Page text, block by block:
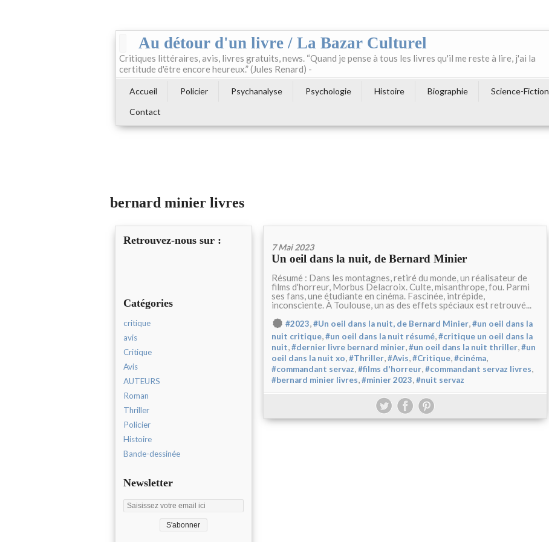
Au détour d'un livre / La Bazar Culturel
Critiques littéraires, avis, livres gratuits, news. “Quand je pense à tous les livres qu'il me reste à lire, j'ai la
certitude d'être encore heureux.” (Jules Renard) -
Accueil Policier Psychanalyse Psychologie Histoire Biographie Science-Fiction
Contact
bernard minier livres
Retrouvez-nous sur :
Catégories
critique
avis
Critique
Avis
AUTEURS
Roman
Thriller
Policier
Histoire
Bande-dessinée
Newsletter
7 Mai 2023
Un oeil dans la nuit, de Bernard Minier
Résumé : Dans les montagnes, retiré du monde, un réalisateur de
films d'horreur, Morbus Delacroix. Culte, misanthrope, fou. Parmi
ses fans, une étudiante en cinéma. Fascinée, intrépide,
inconsciente. À Toulouse, un as des effets spéciaux est retrouvé...
#2023,#Un oeil dans la nuit, de Bernard Minier,#un oeil dans la
nuit critique,#un oeil dans la nuit résumé,#critique un oeil dans la
nuit,#dernier livre bernard minier,#un oeil dans la nuit thriller,#un
oeil dans la nuit xo,#Thriller,#Avis,#Critique,#cinéma,
#commandant servaz,#films d'horreur,#commandant servaz livres,
#bernard minier livres,#minier 2023,#nuit servaz